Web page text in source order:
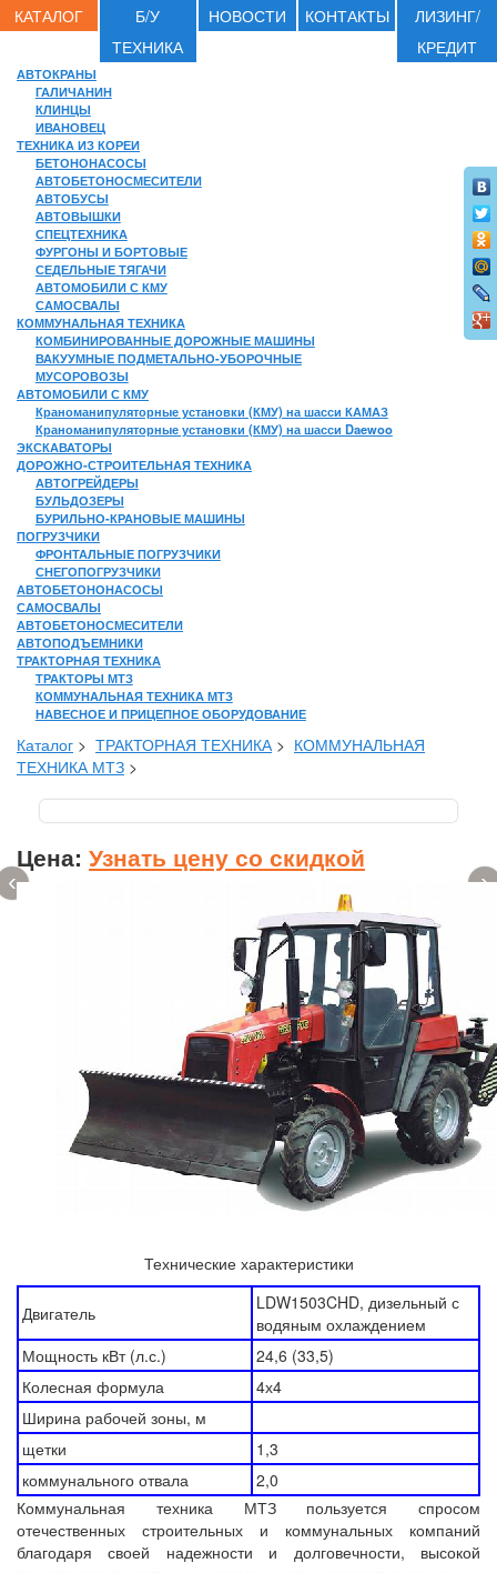
КАТАЛОГ
Б/У
ТЕХНИКА
НОВОСТИ КОНТАКТЫ
ЛИЗИНГ/
КРЕДИТ
АВТОКРАНЫ
ГАЛИЧАНИН
КЛИНЦЫ
ИВАНОВЕЦ
ТЕХНИКА ИЗ КОРЕИ
БЕТОНОНАСОСЫ
АВТОБЕТОНОСМЕСИТЕЛИ
АВТОБУСЫ
АВТОВЫШКИ
СПЕЦТЕХНИКА
ФУРГОНЫ И БОРТОВЫЕ
СЕДЕЛЬНЫЕ ТЯГАЧИ
АВТОМОБИЛИ С КМУ
САМОСВАЛЫ
КОММУНАЛЬНАЯ ТЕХНИКА
КОМБИНИРОВАННЫЕ ДОРОЖНЫЕ МАШИНЫ
ВАКУУМНЫЕ ПОДМЕТАЛЬНО-УБОРОЧНЫЕ
МУСОРОВОЗЫ
АВТОМОБИЛИ С КМУ
Краноманипуляторные установки (КМУ) на шасси КАМАЗ
Краноманипуляторные установки (КМУ) на шасси Daewoo
ЭКСКАВАТОРЫ
ДОРОЖНО-СТРОИТЕЛЬНАЯ ТЕХНИКА
АВТОГРЕЙДЕРЫ
БУЛЬДОЗЕРЫ
БУРИЛЬНО-КРАНОВЫЕ МАШИНЫ
ПОГРУЗЧИКИ
ФРОНТАЛЬНЫЕ ПОГРУЗЧИКИ
СНЕГОПОГРУЗЧИКИ
АВТОБЕТОНОНАСОСЫ
САМОСВАЛЫ
АВТОБЕТОНОСМЕСИТЕЛИ
АВТОПОДЪЕМНИКИ
ТРАКТОРНАЯ ТЕХНИКА
ТРАКТОРЫ МТЗ
КОММУНАЛЬНАЯ ТЕХНИКА МТЗ
НАВЕСНОЕ И ПРИЦЕПНОЕ ОБОРУДОВАНИЕ
Каталог > ТРАКТОРНАЯ ТЕХНИКА> КОММУНАЛЬНАЯ
ТЕХНИКА МТЗ >
‹ ›
Цена: Узнать цену со скидкой
Технические характеристики
Двигатель
LDW1503CHD, дизельный с
водяным охлаждением
Мощность кВт (л.с.)
24,6 (33,5)
Колесная формула
4х4
Ширина рабочей зоны, м
щетки
1,3
коммунального отвала
2,0
Коммунальная техника МТЗ пользуется спросом
отечественных строительных и коммунальных компаний
благодаря своей надежности и долговечности, высокой